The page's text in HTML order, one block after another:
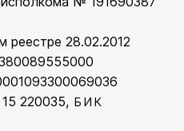
реестре 28.02.2012
220035, БИК